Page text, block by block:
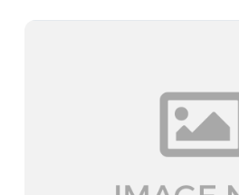
skal købe dem hos. Klar er